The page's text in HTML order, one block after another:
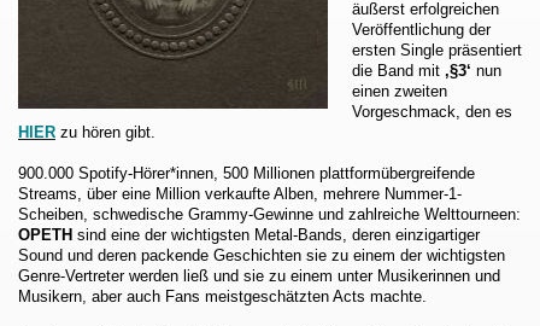
äußerst erfolgreichen
Veröffentlichung der
ersten Single präsentiert
die Band mit ‚§3‘ nun
einen zweiten
Vorgeschmack, den es
HIER zu hören gibt.
900.000 Spotify-Hörer*innen, 500 Millionen plattformübergreifende
Streams, über eine Million verkaufte Alben, mehrere Nummer-1-
Scheiben, schwedische Grammy-Gewinne und zahlreiche Welttourneen:
OPETH sind eine der wichtigsten Metal-Bands, deren einzigartiger
Sound und deren packende Geschichten sie zu einem der wichtigsten
Genre-Vertreter werden ließ und sie zu einem unter Musikerinnen und
Musikern, aber auch Fans meistgeschätzten Acts machte.